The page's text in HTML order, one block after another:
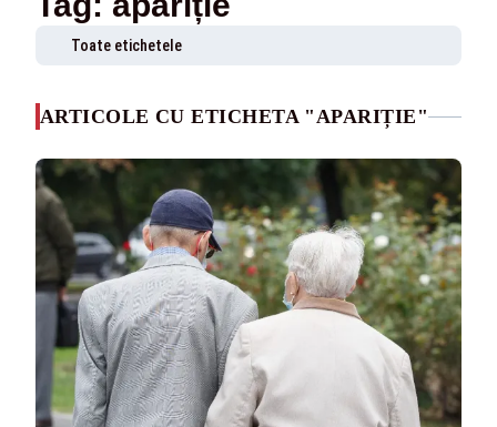
Toate etichetele
ARTICOLE CU ETICHETA "APARIȚIE"